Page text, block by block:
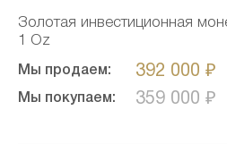
Золотая инвестиционная
1 Oz
Мы продаем: 392 000 ₽
Мы покупаем: 359 000 ₽